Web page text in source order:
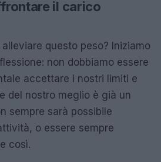
il carico
questo peso? Iniziamo
non dobbiamo essere
accettare i nostri limiti e
del nostro meglio è già un
sempre sarà possibile
o essere sempre
così.